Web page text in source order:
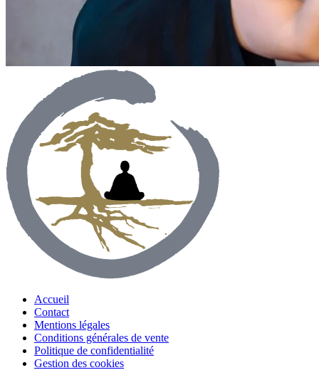
Accueil
Contact
Mentions légales
Conditions générales de vente
Politique de confidentialité
Gestion des cookies